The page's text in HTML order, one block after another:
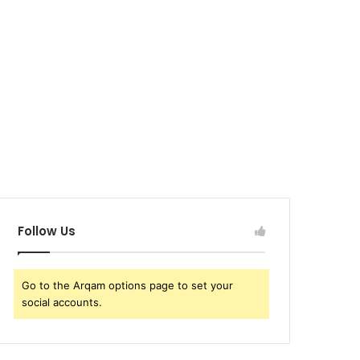
Follow Us
Go to the Arqam options page to set your
social accounts.